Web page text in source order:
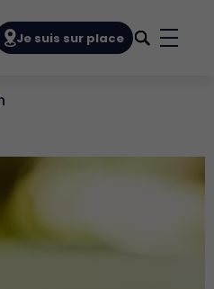
Je suis sur place